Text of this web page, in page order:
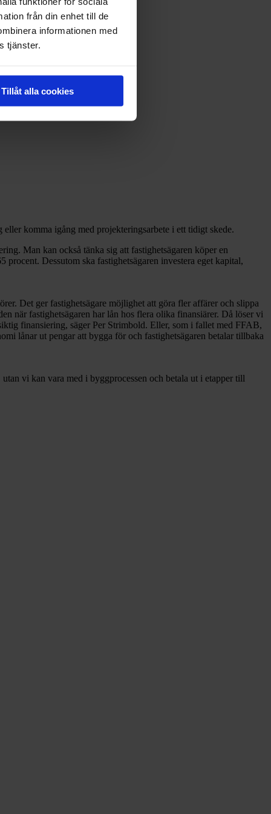
från din enhet till de
informationen med
tjänster.
Tillåt alla cookies
komma igång med projekteringsarbete i ett tidigt skede.
Man kan också tänka sig att fastighetsägaren köper en
Dessutom ska fastighetsägaren investera eget kapital,
Det ger fastighetsägare möjlighet att göra fler affärer och slippa
när fastighetsägaren har lån hos flera olika finansiärer. Då löser vi
finansiering, säger Per Strimbold. Eller, som i fallet med FFAB,
lånar ut pengar att bygga för och fastighetsägaren betalar tillbaka
vi kan vara med i byggprocessen och betala ut i etapper till